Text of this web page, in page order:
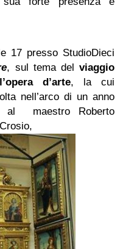
17 presso StudioDieci
, sul tema delviaggio
d’arte, la cui
nell’arco di un anno
al maestro Roberto